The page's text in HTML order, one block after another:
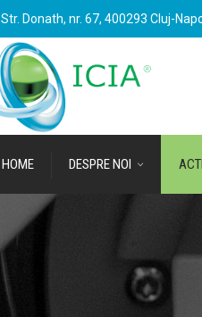
Str. Donath, nr. 67, 400293 Cluj-
HOME DESPRE NOI